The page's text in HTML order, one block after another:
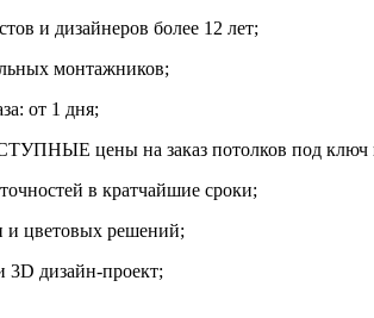
и дизайнеров более 12 лет;
монтажников;
от 1 дня;
цены на заказ потолков под ключ
в кратчайшие сроки;
и цветовых решений;
дизайн-проект;